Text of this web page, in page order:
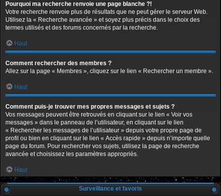
Pourquoi ma recherche renvoie une page blanche ?!
Votre recherche renvoie plus de résultats que ne peut gérer le serveur Web.
Utilisez la « Recherche avancée » et soyez plus précis dans le choix des
termes utilisés et des forums concernés par la recherche.
Haut
Comment rechercher des membres ?
Allez sur la page « Membres », cliquez sur le lien « Rechercher un membre ».
Haut
Comment puis-je trouver mes propres messages et sujets ?
Vos messages peuvent être retrouvés en cliquant sur le lien « Voir vos
messages » dans le panneau de l’utilisateur, en cliquant sur le lien
« Rechercher les messages de l’utilisateur » depuis votre propre page de
profil ou bien en cliquant sur le lien « Accès rapide » depuis n’importe quelle
page du forum. Pour rechercher vos sujets, utilisez la page de recherche
avancée et choisissez les paramètres appropriés.
Haut
Surveillance et favoris